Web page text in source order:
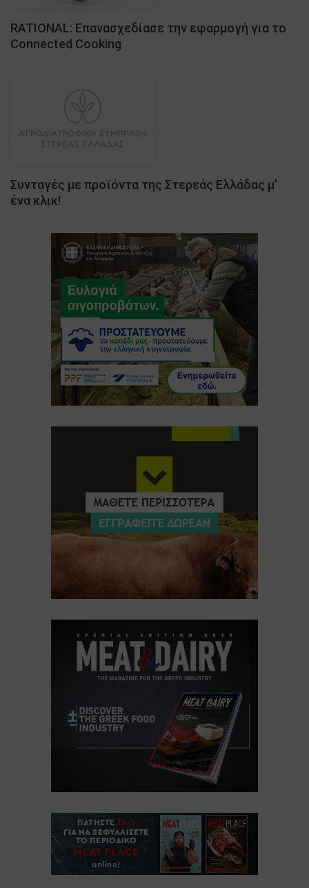
RATIONAL: Eπανασχεδίασε την εφαρμογή για το
Connected Cooking
Συνταγές με προϊόντα της Στερεάς Ελλάδας μ’
ένα κλικ!